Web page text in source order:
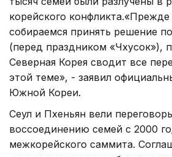
корейского
собираемся принять решение
(перед праздником «Чхусок»),
Северная Корея сводит все
этой теме», - заявил
Южной Кореи.
Сеул и Пхеньян вели
воссоединению семей с 2000
межкорейского саммита.